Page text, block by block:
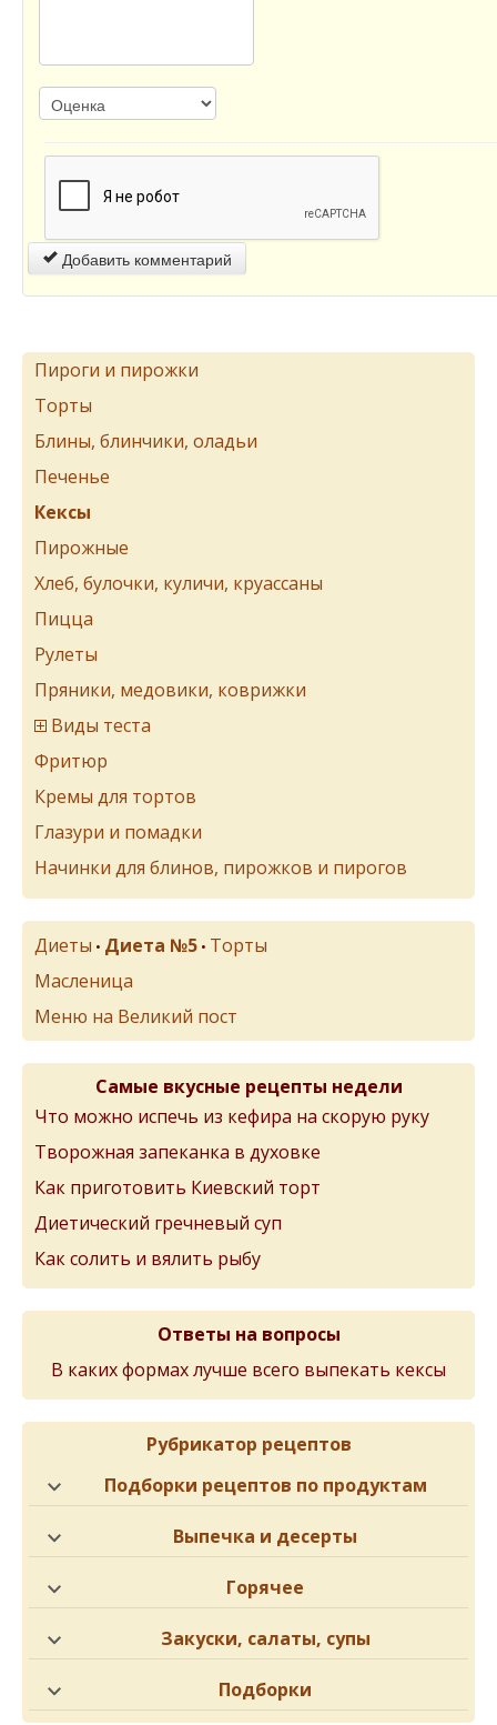
Добавить комментарий
Пироги и пирожки
Торты
Блины, блинчики, оладьи
Печенье
Кексы
Пирожные
Хлеб, булочки, куличи, круассаны
Пицца
Рулеты
Пряники, медовики, коврижки
Виды теста
Фритюр
Кремы для тортов
Глазури и помадки
Начинки для блинов, пирожков и пирогов
Диеты • Диета №5 • Торты
Масленица
Меню на Великий пост
Самые вкусные рецепты недели
Что можно испечь из кефира на скорую руку
Творожная запеканка в духовке
Как приготовить Киевский торт
Диетический гречневый суп
Как солить и вялить рыбу
Ответы на вопросы
В каких формах лучше всего выпекать кексы
Рубрикатор рецептов
Подборки рецептов по продуктам
Выпечка и десерты
Горячее
Закуски, салаты, супы
Подборки